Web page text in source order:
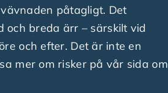
påtagligt. Det
och breda ärr – särskilt vid
och efter. Det är inte en
mer om risker på vår sida om